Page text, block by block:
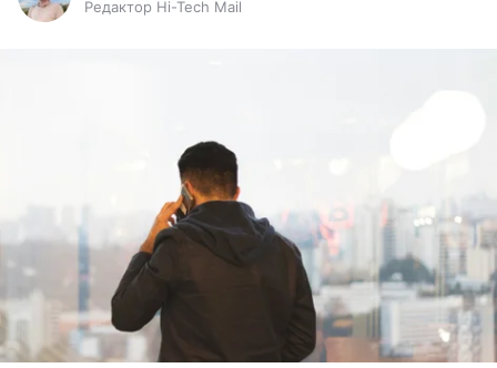
Редактор Hi-Tech Mail